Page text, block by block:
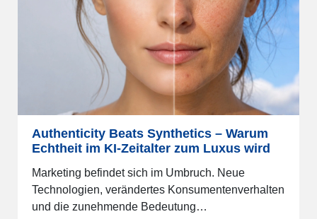
Authenticity Beats Synthetics – Warum
Echtheit im KI-Zeitalter zum Luxus wird
Marketing befindet sich im Umbruch. Neue
Technologien, verändertes Konsumentenverhalten
und die zunehmende Bedeutung…